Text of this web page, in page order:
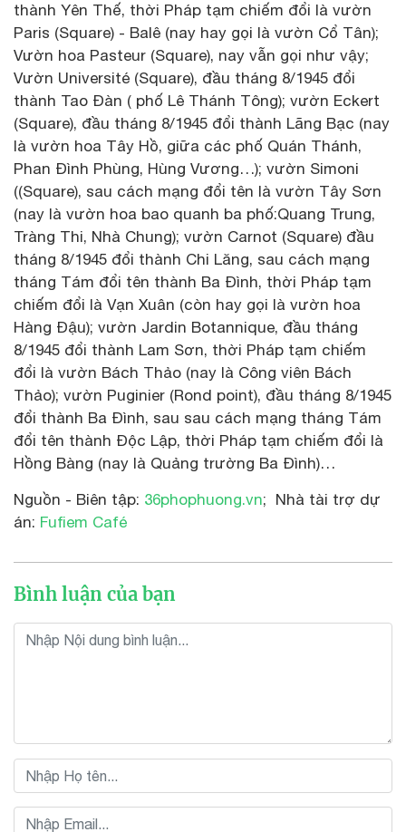
thành Yên Thế, thời Pháp tạm chiếm đổi là vườn
Paris (Square) - Balê (nay hay gọi là vườn Cổ Tân);
Vườn hoa Pasteur (Square), nay vẫn gọi như vậy;
Vườn Université (Square), đầu tháng 8/1945 đổi
thành Tao Đàn ( phố Lê Thánh Tông); vườn Eckert
(Square), đầu tháng 8/1945 đổi thành Lãng Bạc (nay
là vườn hoa Tây Hồ, giữa các phố Quán Thánh,
Phan Đình Phùng, Hùng Vương…); vườn Simoni
((Square), sau cách mạng đổi tên là vườn Tây Sơn
(nay là vườn hoa bao quanh ba phố:Quang Trung,
Tràng Thi, Nhà Chung); vườn Carnot (Square) đầu
tháng 8/1945 đổi thành Chi Lăng, sau cách mạng
tháng Tám đổi tên thành Ba Đình, thời Pháp tạm
chiếm đổi là Vạn Xuân (còn hay gọi là vườn hoa
Hàng Đậu); vườn Jardin Botannique, đầu tháng
8/1945 đổi thành Lam Sơn, thời Pháp tạm chiếm
đổi là vườn Bách Thảo (nay là Công viên Bách
Thảo); vườn Puginier (Rond point), đầu tháng 8/1945
đổi thành Ba Đình, sau sau cách mạng tháng Tám
đổi tên thành Độc Lập, thời Pháp tạm chiếm đổi là
Hồng Bàng (nay là Quảng trường Ba Đình)…
Nguồn - Biên tập: 36phophuong.vn; Nhà tài trợ dự
án: Fufiem Café
Bình luận của bạn